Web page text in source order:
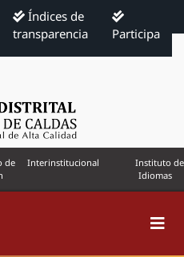
Índices de
transparencia
Participa
de
Interinstitucional
Instituto de
Idiomas